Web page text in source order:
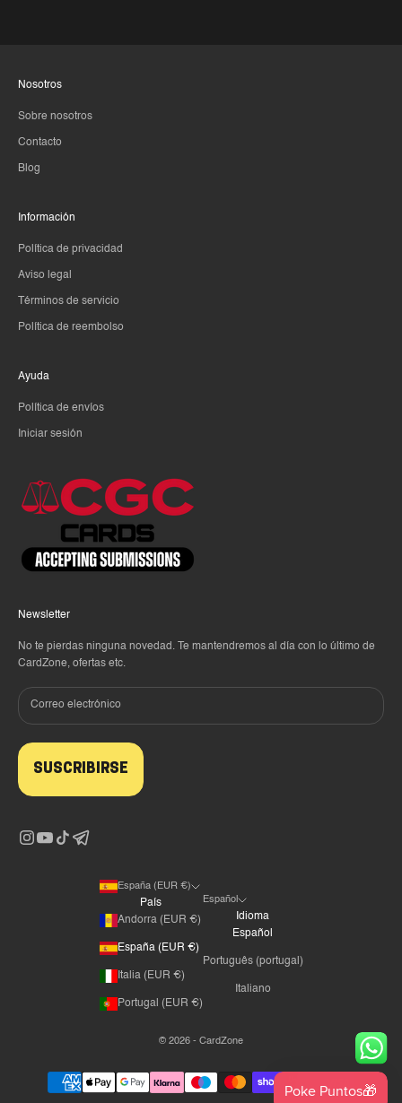
Nosotros
Sobre nosotros
Contacto
Blog
Información
Política de privacidad
Aviso legal
Términos de servicio
Política de reembolso
Ayuda
Política de envíos
Iniciar sesión
Newsletter
No te pierdas ninguna novedad. Te mantendremos al día con lo último de
CardZone, ofertas etc.
SUSCRIBIRSE
España (EUR €)
País
Andorra (EUR €)
España (EUR €)
Italia (EUR €)
Portugal (EUR €)
Español
Idioma
Español
Português (portugal)
Italiano
© 2026 - CardZone